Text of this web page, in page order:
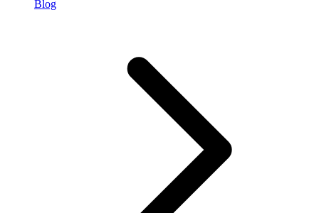
Blog